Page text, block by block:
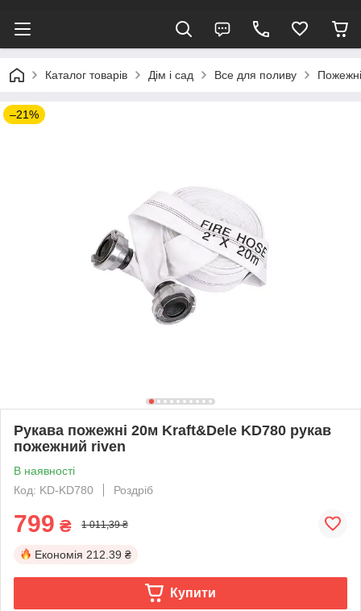
Каталог товарів Дім і сад Все для поливу
–21%
Рукава пожежні 20м Kraft&Dele KD780 рукав
пожежний riven
В наявності
Код: KD-KD780
Роздріб
799 ₴ 1 011,39 ₴
Економія 212.39 ₴
Купити